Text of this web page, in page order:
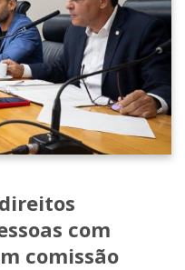
com
comissão